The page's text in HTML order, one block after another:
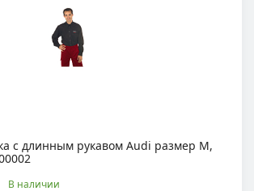
c длинным рукавом Audi размер M,
В наличии